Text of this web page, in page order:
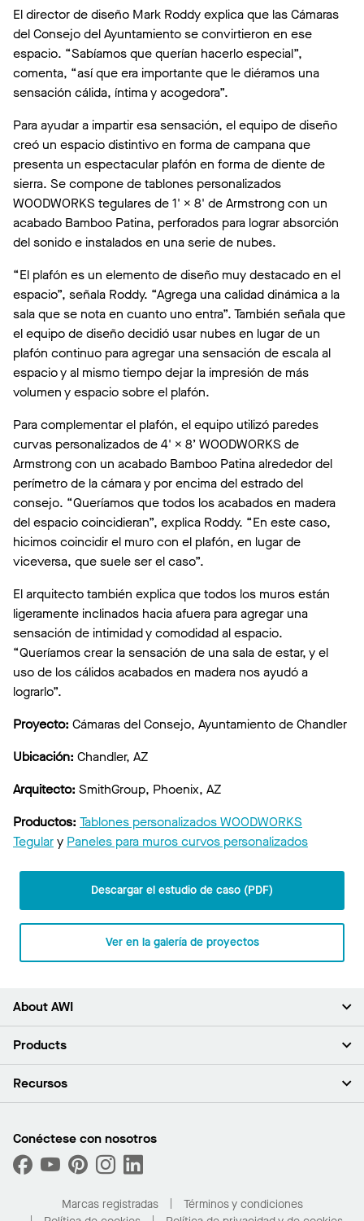
El director de diseño Mark Roddy explica que las Cámaras
del Consejo del Ayuntamiento se convirtieron en ese
espacio. “Sabíamos que querían hacerlo especial”,
comenta, “así que era importante que le diéramos una
sensación cálida, íntima y acogedora”.
Para ayudar a impartir esa sensación, el equipo de diseño
creó un espacio distintivo en forma de campana que
presenta un espectacular plafón en forma de diente de
sierra. Se compone de tablones personalizados
WOODWORKS tegulares de 1' × 8' de Armstrong con un
acabado Bamboo Patina, perforados para lograr absorción
del sonido e instalados en una serie de nubes.
“El plafón es un elemento de diseño muy destacado en el
espacio”, señala Roddy. “Agrega una calidad dinámica a la
sala que se nota en cuanto uno entra”. También señala que
el equipo de diseño decidió usar nubes en lugar de un
plafón continuo para agregar una sensación de escala al
espacio y al mismo tiempo dejar la impresión de más
volumen y espacio sobre el plafón.
Para complementar el plafón, el equipo utilizó paredes
curvas personalizados de 4' × 8’ WOODWORKS de
Armstrong con un acabado Bamboo Patina alrededor del
perímetro de la cámara y por encima del estrado del
consejo. “Queríamos que todos los acabados en madera
del espacio coincidieran”, explica Roddy. “En este caso,
hicimos coincidir el muro con el plafón, en lugar de
viceversa, que suele ser el caso”.
El arquitecto también explica que todos los muros están
ligeramente inclinados hacia afuera para agregar una
sensación de intimidad y comodidad al espacio.
“Queríamos crear la sensación de una sala de estar, y el
uso de los cálidos acabados en madera nos ayudó a
lograrlo”.
Proyecto: Cámaras del Consejo, Ayuntamiento de Chandler
Ubicación: Chandler, AZ
Arquitecto: SmithGroup, Phoenix, AZ
Productos: Tablones personalizados WOODWORKS
Tegulary Paneles para muros curvos personalizados
Descargar el estudio de caso (PDF)
Ver en la galería de proyectos
About AWI
Acerca de nosotros
Sala de prensa
¿Cuáles son mis opciones de compra?
Products
Plafones
Capacidades personalizadas
Desempeño
Recursos
Buscar un distribuidor
Solicitar muestras
Compre en línea con Kanopi
Conéctese con nosotros
Marcas registradas
Términos y condiciones